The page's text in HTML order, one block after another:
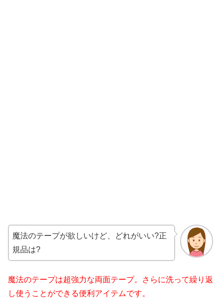
魔法のテープが欲しいけど、どれがいい?正
規品は?
魔法のテープは超強力な両面テープ。さらに洗って繰り返
し使うことができる便利アイテムです。